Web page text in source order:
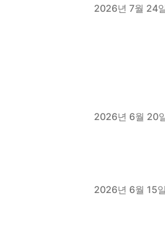
Published on
2026년 7월 24
Published on
2026년 6월 20
Published on
2026년 6월 15일